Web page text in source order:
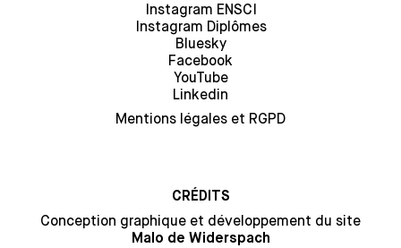
Instagram ENSCI
Instagram Diplômes
Bluesky
Facebook
YouTube
Linkedin
Mentions légales et RGPD
CRÉDITS
Conception graphique et développement du site
Malo de Widerspach